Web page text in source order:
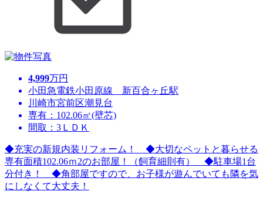
4,999万円
小田急電鉄小田原線 新百合ヶ丘駅
川崎市宮前区潮見台
専有：102.06㎡(壁芯)
間取：3ＬＤＫ
◆充実の新規内装リフォーム！ ◆大切なペットと暮らせる
専有面積102.06ｍ2のお部屋！（飼育細則有） ◆駐車場1台
分付き！ ◆角部屋ですので、お子様が遊んでいても隣を気
にしなくて大丈夫！